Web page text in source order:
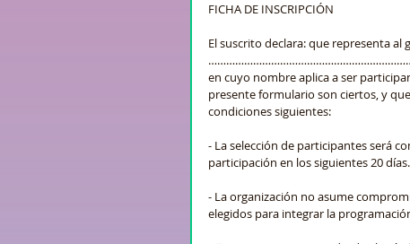
FICHA DE INSCRIPCIÓN
El suscrito declara: que representa al
en cuyo nombre aplica a ser
presente formulario son ciertos, y
condiciones siguientes:
- La selección de participantes será
participación en los siguientes 20 días.
- La organización no asume
elegidos para integrar la